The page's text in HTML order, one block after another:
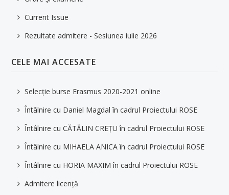
Current Issue
Rezultate admitere - Sesiunea iulie 2026
CELE MAI ACCESATE
Selecție burse Erasmus 2020-2021 online
Întâlnire cu Daniel Magdal în cadrul Proiectului ROSE
Întâlnire cu CĂTĂLIN CREȚU în cadrul Proiectului ROSE
Întâlnire cu MIHAELA ANICA în cadrul Proiectului ROSE
Întâlnire cu HORIA MAXIM în cadrul Proiectului ROSE
Admitere licență